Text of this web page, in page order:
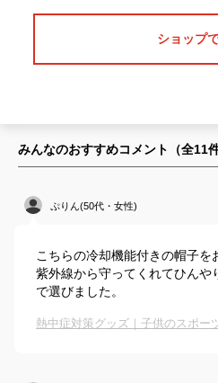
ショップ
みんなのおすすめコメント（全11
ぷりん(50代・女性)
こちらの冷却機能付きの帽子を
紫外線から守ってくれてひんや
で選びました。